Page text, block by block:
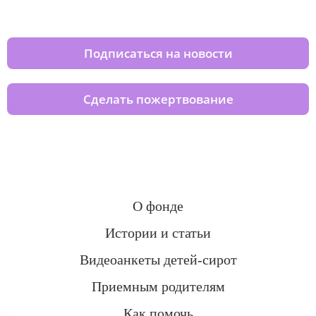
Подписаться на новости
Сделать пожертвование
О фонде
Истории и статьи
Видеоанкеты детей-сирот
Приемным родителям